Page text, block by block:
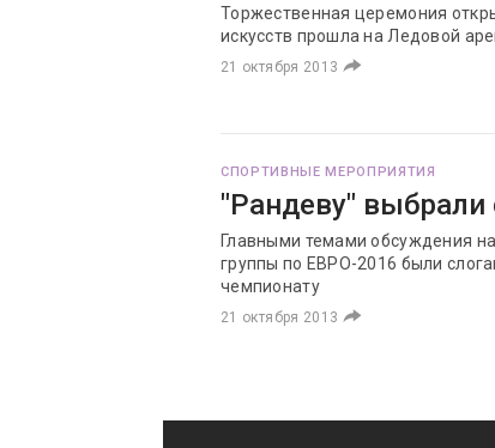
Торжественная церемония
искусств прошла на Ледовой
21 октября 2013
СПОРТИВНЫЕ МЕРОПРИЯТИЯ
"Рандеву"
Главными темами обсуждения
группы по ЕВРО-2016 были
чемпионату
21 октября 2013